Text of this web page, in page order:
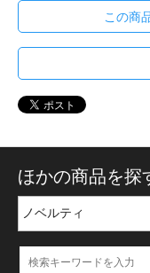
この商
ほかの商品を探